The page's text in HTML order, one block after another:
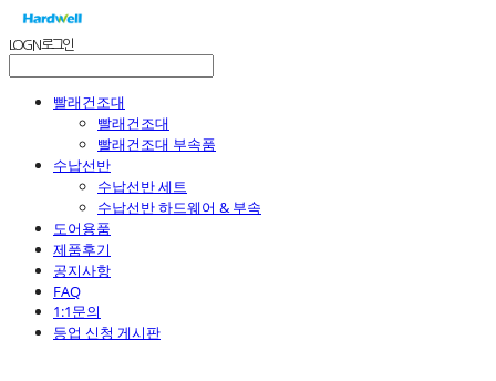
LOG IN로그인
빨래건조대
빨래건조대
빨래건조대 부속품
수납선반
수납선반 세트
수납선반 하드웨어 & 부속
도어용품
제품후기
공지사항
FAQ
1:1문의
등업 신청 게시판